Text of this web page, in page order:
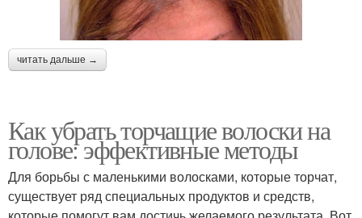
читать дальше →
Как убрать торчащие волоски на
голове: эффективные методы
Для борьбы с маленькими волосками, которые торчат,
существует ряд специальных продуктов и средств,